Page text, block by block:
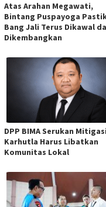
Atas Arahan Megawati,
Bintang Puspayoga
Bang Jali Terus Dikawal
Dikembangkan
DPP BIMA Serukan Mitigasi
Karhutla Harus Libatkan
Komunitas Lokal